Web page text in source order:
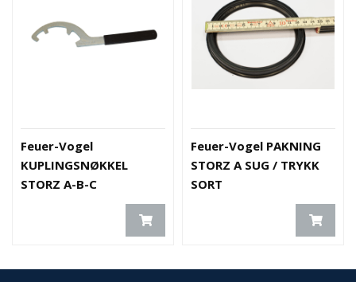
Feuer-Vogel
KUPLINGSNØKKEL
STORZ A-B-C
Feuer-Vogel PAKNING
STORZ A SUG / TRYKK
SORT